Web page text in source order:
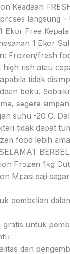
Keadaan
langsung -
Ekor Free
1 Ekor
Frozen/fresh
high rish atau
tidak
beku.
segera
suhu -20 C.
tidak dapat
food lebih
Frozen 1kg
Mpasi saji
pembelian
gratis untuk
dan